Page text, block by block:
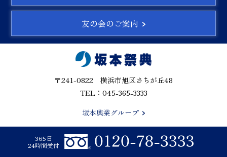
友の会のご案内
〒241-0822 横浜市旭区さちが丘48
TEL：045-365-3333
坂本興業グループ
365日
24時間受付